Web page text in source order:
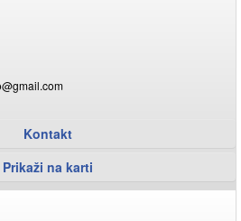
Kontakt
Prikaži na karti